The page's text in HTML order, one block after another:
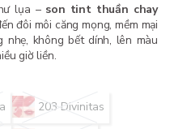
lụa – son tint thuần chay
đôi môi căng mọng, mềm mại
nhẹ, không bết dính, lên màu
giờ liền.
203 Divinitas